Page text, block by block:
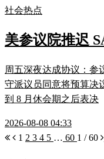
社会热点
美参议院推迟
周五深夜达成协议：参
守派议员同意将预算决
到 8 月休会期之后表决
2026-08-08 04:33
1 2 3 4 5 … 60 1 / 60